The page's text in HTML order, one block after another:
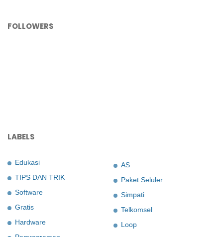
FOLLOWERS
LABELS
Edukasi
TIPS DAN TRIK
Software
Gratis
Hardware
AS
Paket Seluler
Simpati
Telkomsel
Loop